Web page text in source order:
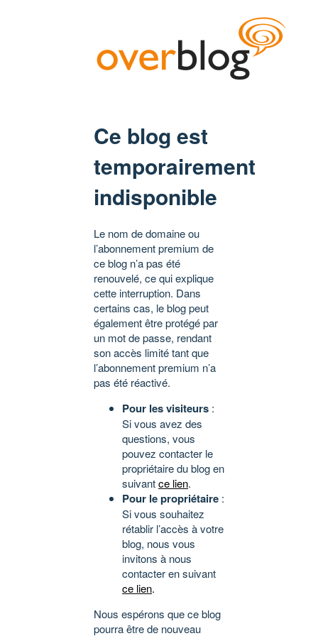
Ce blog est
temporairement
indisponible
Le nom de domaine ou
l’abonnement premium de
ce blog n’a pas été
renouvelé, ce qui explique
cette interruption. Dans
certains cas, le blog peut
également être protégé par
un mot de passe, rendant
son accès limité tant que
l’abonnement premium n’a
pas été réactivé.
Pour les visiteurs :
Si vous avez des
questions, vous
pouvez contacter le
propriétaire du blog en
suivantce lien.
Pour le propriétaire :
Si vous souhaitez
rétablir l’accès à votre
blog, nous vous
invitons à nous
contacter en suivant
ce lien.
Nous espérons que ce blog
pourra être de nouveau